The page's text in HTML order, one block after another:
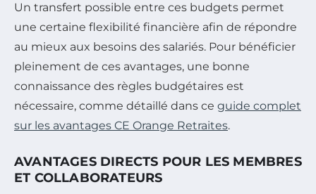
Un transfert possible entre ces budgets permet
une certaine flexibilité financière afin de répondre
au mieux aux besoins des salariés. Pour bénéficier
pleinement de ces avantages, une bonne
connaissance des règles budgétaires est
nécessaire, comme détaillé dans ce guide complet
sur les avantages CE Orange Retraites.
AVANTAGES DIRECTS POUR LES MEMBRES
ET COLLABORATEURS